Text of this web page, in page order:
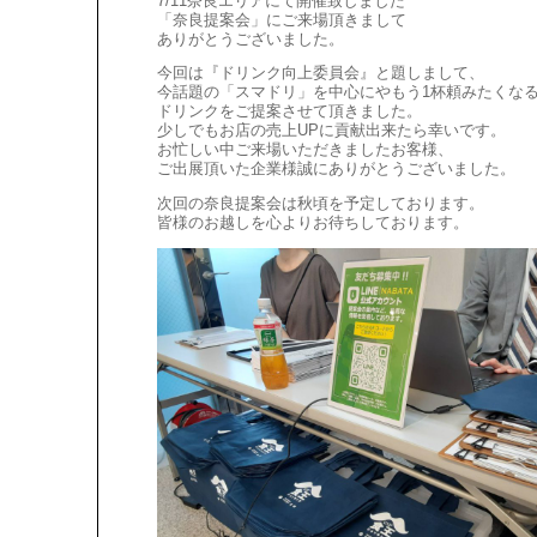
「奈良提案会」にご来場頂きまして
ありがとうございました。
今回は『ドリンク向上委員会』と題しまして、
今話題の「スマドリ」を中心にやもう1杯頼みたくな
ドリンクをご提案させて頂きました。
少しでもお店の売上UPに貢献出来たら幸いです。
お忙しい中ご来場いただきましたお客様、
ご出展頂いた企業様誠にありがとうございました。
次回の奈良提案会は秋頃を予定しております。
皆様のお越しを心よりお待ちしております。